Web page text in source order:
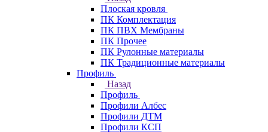
Плоская кровля
ПК Комплектация
ПК ПВХ Мембраны
ПК Прочее
ПК Рулонные материалы
ПК Традиционные материалы
Профиль
Назад
Профиль
Профили Албес
Профили ДТМ
Профили КСП